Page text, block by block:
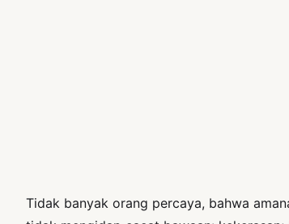
Tidak banyak orang percaya, bahwa